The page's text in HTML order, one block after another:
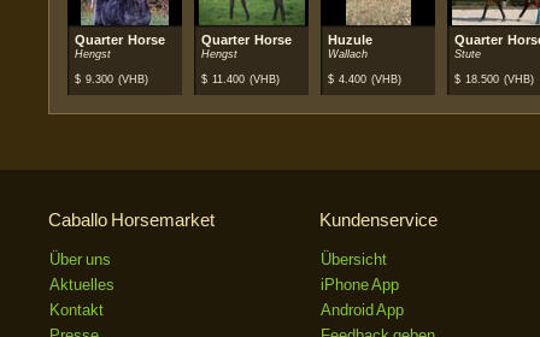
Quarter Horse
Hengst
$ 9.300 (VHB)
Quarter Horse
Hengst
$ 11.400 (VHB)
Huzule
Wallach
$ 4.400 (VHB)
Quarter
Stute
$ 18.500 (VHB)
Caballo Horsemarket
Über uns
Aktuelles
Kontakt
Kundenservice
Übersicht
iPhone App
Android App